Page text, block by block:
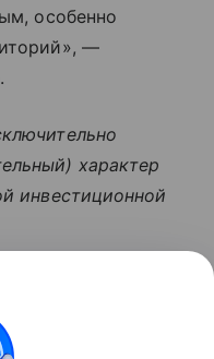
особенно
—
характер
инвестиционной
какие бывают виды